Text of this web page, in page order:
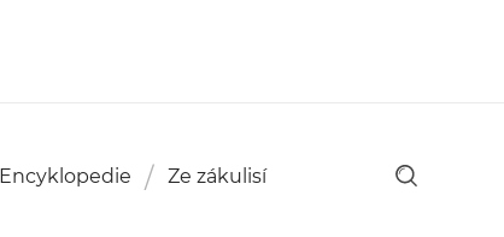
Encyklopedie Ze zákulisí